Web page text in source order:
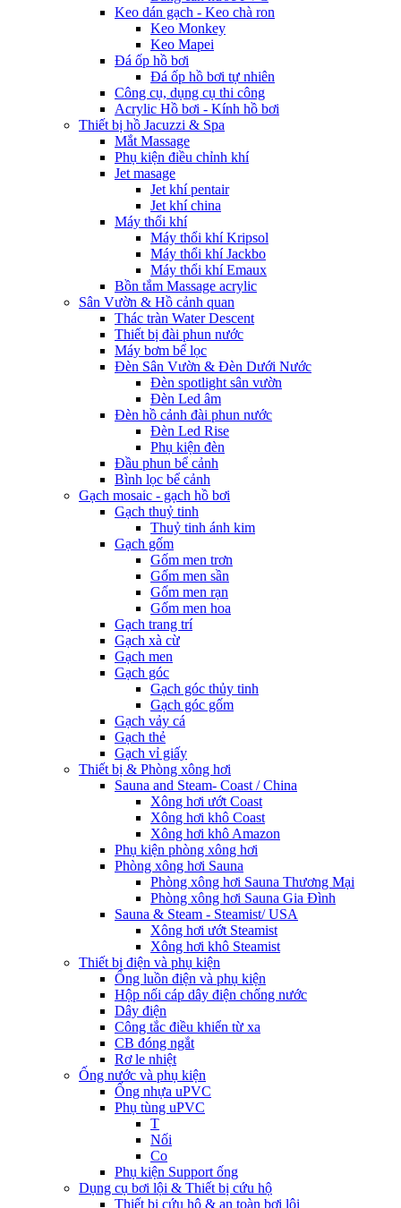
Keo dán gạch - Keo chà ron
Keo Monkey
Keo Mapei
Đá ốp hồ bơi
Đá ốp hồ bơi tự nhiên
Công cụ, dụng cụ thi công
Acrylic Hồ bơi - Kính hồ bơi
Thiết bị hồ Jacuzzi & Spa
Mắt Massage
Phụ kiện điều chỉnh khí
Jet masage
Jet khí pentair
Jet khí china
Máy thổi khí
Máy thổi khí Kripsol
Máy thổi khí Jackbo
Máy thổi khí Emaux
Bồn tắm Massage acrylic
Sân Vườn & Hồ cảnh quan
Thác tràn Water Descent
Thiết bị đài phun nước
Máy bơm bể lọc
Đèn Sân Vườn & Đèn Dưới Nước
Đèn spotlight sân vườn
Đèn Led âm
Đèn hồ cảnh đài phun nước
Đèn Led Rise
Phụ kiện đèn
Đầu phun bể cảnh
Bình lọc bể cảnh
Gạch mosaic - gạch hồ bơi
Gạch thuỷ tinh
Thuỷ tinh ánh kim
Gạch gốm
Gốm men trơn
Gốm men sần
Gốm men rạn
Gốm men hoa
Gạch trang trí
Gạch xà cừ
Gạch men
Gạch góc
Gạch góc thủy tinh
Gạch góc gốm
Gạch vảy cá
Gạch thẻ
Gạch vỉ giấy
Thiết bị & Phòng xông hơi
Sauna and Steam- Coast / China
Xông hơi ướt Coast
Xông hơi khô Coast
Xông hơi khô Amazon
Phụ kiện phòng xông hơi
Phòng xông hơi Sauna
Phòng xông hơi Sauna Thương Mại
Phòng xông hơi Sauna Gia Đình
Sauna & Steam - Steamist/ USA
Xông hơi ướt Steamist
Xông hơi khô Steamist
Thiết bị điện và phụ kiện
Ống luồn điện và phụ kiện
Hộp nối cáp dây điện chống nước
Dây điện
Công tắc điều khiển từ xa
CB đóng ngắt
Rơ le nhiệt
Ống nước và phụ kiện
Ống nhựa uPVC
Phụ tùng uPVC
T
Nối
Co
Phụ kiện Support ống
Dụng cụ bơi lội & Thiết bị cứu hộ
Thiết bị cứu hộ & an toàn bơi lội